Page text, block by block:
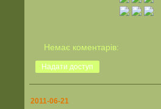
Немає коментарів:
Надати доступ
2011-06-21